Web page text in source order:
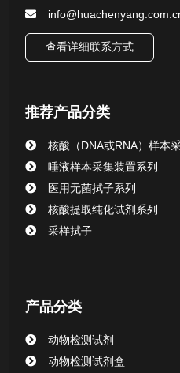
查看详细联系方式
推荐产品分类
核酸（DNA或RNA）样本
唾液样本采集装置系列
医用无菌拭子系列
核酸提取纯化试剂系列
采样拭子
产品分类
动物检测试剂
动物检测试剂盒